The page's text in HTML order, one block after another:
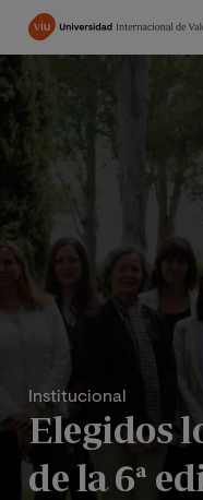
Pasar
principal
Institucional
Elegidos
de la 6ª